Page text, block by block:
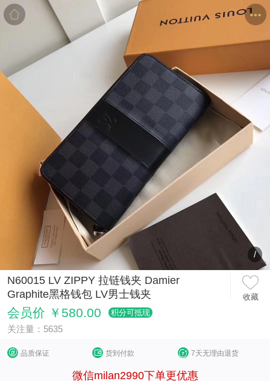
详情 评价
/
N60015 LV ZIPPY 拉链钱夹 Damier
Graphite黑格钱包 LV男士钱夹
收藏
会员价 ￥580.00 积分可抵现
关注量：5635
品质保证 货到付款 7天无理由退货
微信milan2990下单更优惠